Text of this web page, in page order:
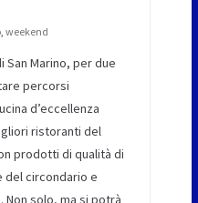
, weekend
San Marino, per due
percorsi
d’eccellenza
ristoranti del
prodotti di qualità di
circondario e
solo, ma si potrà